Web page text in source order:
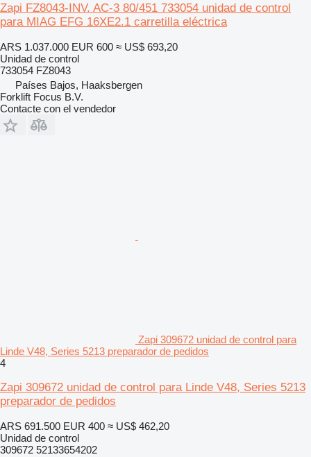
Zapi FZ8043-INV. AC-3 80/451 733054 unidad de control
para MIAG EFG 16XE2.1 carretilla eléctrica
ARS 1.037.000 EUR 600 ≈ US$ 693,20
Unidad de control
733054 FZ8043
Países Bajos, Haaksbergen
Forklift Focus B.V.
Contacte con el vendedor
Zapi 309672 unidad de control para
Linde V48, Series 5213 preparador de pedidos
4
Zapi 309672 unidad de control para Linde V48, Series 5213
preparador de pedidos
ARS 691.500 EUR 400 ≈ US$ 462,20
Unidad de control
309672 52133654202